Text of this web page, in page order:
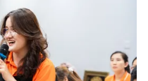
Thể thao
động sản